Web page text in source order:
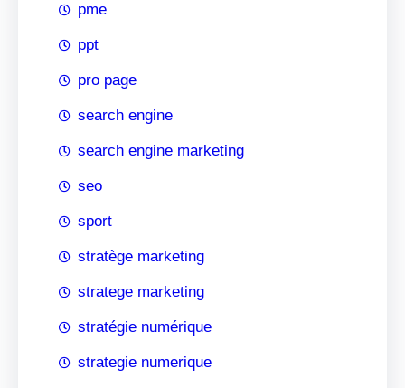
pme
ppt
pro page
search engine
search engine marketing
seo
sport
stratège marketing
stratege marketing
stratégie numérique
strategie numerique